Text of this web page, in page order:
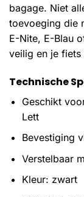
bagage. Niet
toevoeging die
E-Nite, E-Blau
veilig en je fiets
Technische
Geschikt
Lett
Bevestiging
Verstelbaar
Kleur: zwart